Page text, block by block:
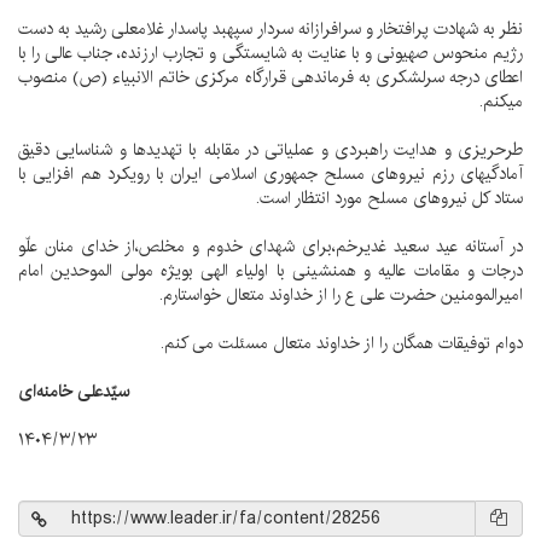
نظر به شهادت پرافتخار و سرافرازانه سردار سپهبد پاسدار غلامعلی رشید به دست
رژیم منحوس صهیونی و با عنایت به شایستگی و تجارب ارزنده، جناب عالی را با
اعطای درجه سرلشکری به فرماندهی قرارگاه مرکزی خاتم الانبیاء (ص) منصوب
میکنم.
طرحریزی و هدایت راهبردی و عملیاتی در مقابله با تهدیدها و شناسایی دقیق
آمادگیهای رزم نیروهای مسلح جمهوری اسلامی ایران با رویکرد هم افزایی با
ستاد کل نیروهای مسلح مورد انتظار است.
در آستانه عید سعید غدیرخم،برای شهدای خدوم و مخلص،از خدای منان علّو
درجات و مقامات عالیه و همنشینی با اولیاء الهی بویژه مولی الموحدین امام
امیرالمومنین حضرت علی ع را از خداوند متعال خواستارم.
دوام توفیقات همگان را از خداوند متعال مسئلت می کنم.
سیّدعلیخامنه‌ای
۱۴۰۴/۳/۲۳